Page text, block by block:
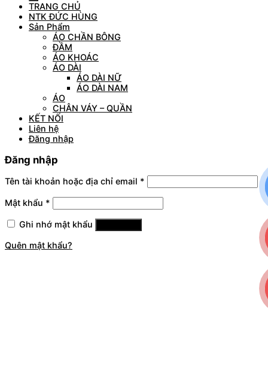
TRANG CHỦ
NTK ĐỨC HÙNG
Sản Phẩm
ÁO CHẦN BÔNG
ĐẦM
ÁO KHOÁC
ÁO DÀI
ÁO DÀI NỮ
ÁO DÀI NAM
ÁO
CHÂN VÁY – QUẦN
KẾT NỐI
Liên hệ
Đăng nhập
Đăng nhập
Tên tài khoản hoặc địa chỉ email *
Mật khẩu *
Ghi nhớ mật khẩu
Quên mật khẩu?